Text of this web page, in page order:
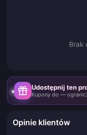
Brak
Udostępnij ten
Kupony do —
Opinie klientów